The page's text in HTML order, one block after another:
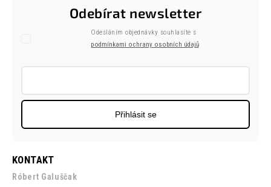
KONTAKT
Róbert Galuščak
Odebírat newsletter
Odesláním objednávky souhlasíte s
podmínkami ochrany osobních údajů
Přihlásit se